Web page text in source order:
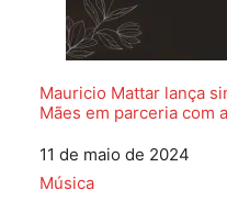
Mauricio Mattar lança
Mães em parceria com
Data
11 de maio de 2024
Em relação a
Música